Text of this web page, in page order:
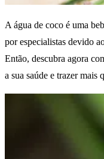
A água de coco é uma
por especialistas devido
Então, descubra agora
a sua saúde e trazer mais